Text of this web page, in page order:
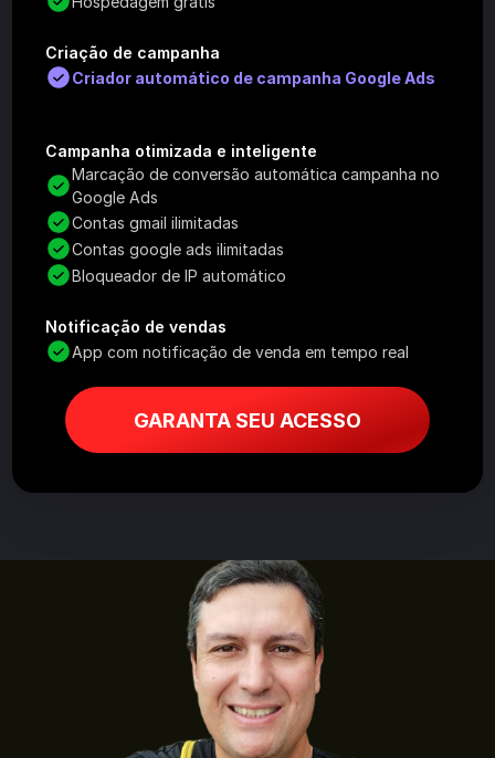
Criação de campanha
Criador automático de campanha Google Ads
Campanha otimizada e inteligente
Marcação de conversão automática campanha no
Google Ads
Contas gmail ilimitadas
Contas google ads ilimitadas
Bloqueador de IP automático
Notificação de vendas
App com notificação de venda em tempo real
GARANTA SEU ACESSO